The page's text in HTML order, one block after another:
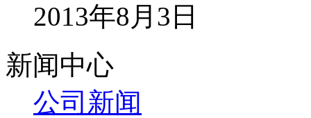
在组建营销团队时，寻找专业人才至关重要。除了从自身团
往往会起到事半功倍的效果。
优势转化成管理模板进行推广。在拓展异地保安人防市场时
可在营销团队 中组织各类营销技巧研讨会，多参加类似的培
完善的综合管理团队是开展异地保安人防业务的支撑
2013年8月3日
新闻中心
公司新闻